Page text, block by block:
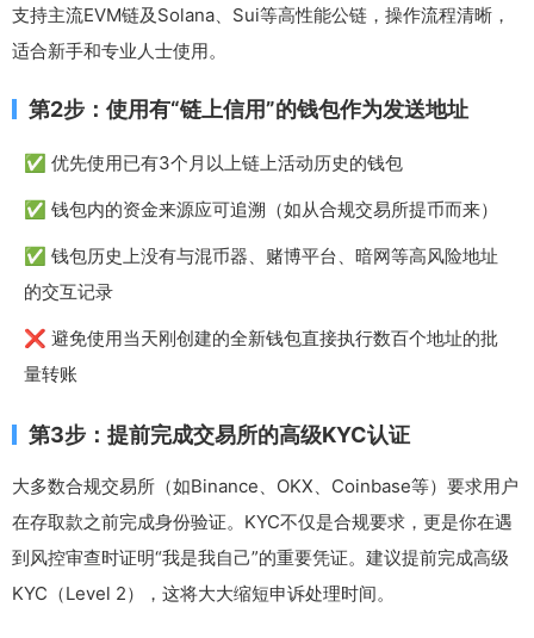
支持主流EVM链及Solana、Sui等高性能公链，操作流程清晰，
适合新手和专业人士使用。
第2步：使用有“链上信用”的钱包作为发送地址
✅ 优先使用已有3个月以上链上活动历史的钱包
✅ 钱包内的资金来源应可追溯（如从合规交易所提币而来）
✅ 钱包历史上没有与混币器、赌博平台、暗网等高风险地址
的交互记录
❌ 避免使用当天刚创建的全新钱包直接执行数百个地址的批
量转账
第3步：提前完成交易所的高级KYC认证
大多数合规交易所（如Binance、OKX、Coinbase等）要求用户
在存取款之前完成身份验证。KYC不仅是合规要求，更是你在遇
到风控审查时证明“我是我自己”的重要凭证。建议提前完成高级
KYC（Level 2），这将大大缩短申诉处理时间。